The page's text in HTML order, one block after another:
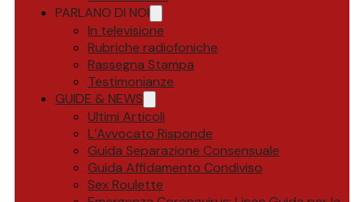
PARLANO DI NOI
In televisione
Rubriche radiofoniche
Rassegna Stampa
Testimonianze
GUIDE & NEWS
Ultimi Articoli
L’Avvocato Risponde
Guida Separazione Consensuale
Guida Affidamento Condiviso
Sex Roulette